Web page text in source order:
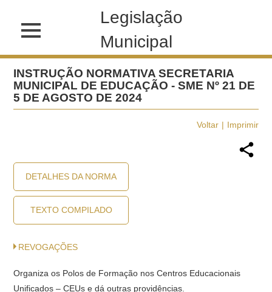
Legislação
Municipal
INSTRUÇÃO NORMATIVA SECRETARIA
MUNICIPAL DE EDUCAÇÃO - SME Nº 21 DE
5 DE AGOSTO DE 2024
Voltar Imprimir
DETALHES DA NORMA
TEXTO COMPILADO
REVOGAÇÕES
Organiza os Polos de Formação nos Centros Educacionais
Unificados – CEUs e dá outras providências.